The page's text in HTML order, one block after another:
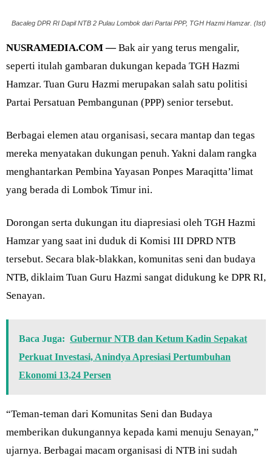
Bacaleg DPR RI Dapil NTB 2 Pulau Lombok dari Partai PPP, TGH Hazmi Hamzar. (Ist)
NUSRAMEDIA.COM —Bak air yang terus mengalir,
seperti itulah gambaran dukungan kepada TGH Hazmi
Hamzar. Tuan Guru Hazmi merupakan salah satu politisi
Partai Persatuan Pembangunan (PPP) senior tersebut.
Berbagai elemen atau organisasi, secara mantap dan tegas
mereka menyatakan dukungan penuh. Yakni dalam rangka
menghantarkan Pembina Yayasan Ponpes Maraqitta’limat
yang berada di Lombok Timur ini.
Dorongan serta dukungan itu diapresiasi oleh TGH Hazmi
Hamzar yang saat ini duduk di Komisi III DPRD NTB
tersebut. Secara blak-blakkan, komunitas seni dan budaya
NTB, diklaim Tuan Guru Hazmi sangat didukung ke DPR RI,
Senayan.
Baca Juga: Gubernur NTB dan Ketum Kadin Sepakat
Perkuat Investasi, Anindya Apresiasi Pertumbuhan
Ekonomi 13,24 Persen
“Teman-teman dari Komunitas Seni dan Budaya
memberikan dukungannya kepada kami menuju Senayan,”
ujarnya. Berbagai macam organisasi di NTB ini sudah